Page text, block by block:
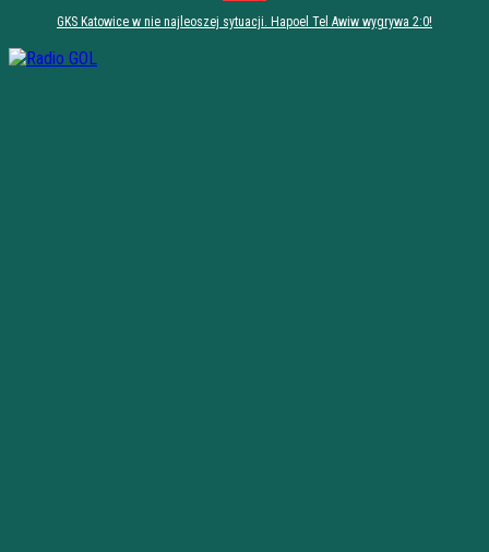
GKS Katowice w nie najleoszej sytuacji. Hapoel Tel Awiw wygrywa 2:0!